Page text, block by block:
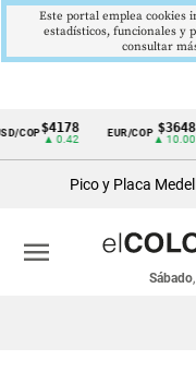
Cintillo
económicos
Colombia
COP$4178
▲ 0.42
EUR/COP $3648
▲ 10.00
Pico y Placa
Sábado
menu
Este portal emplea cookies
estadísticos, funcionales y
consultar